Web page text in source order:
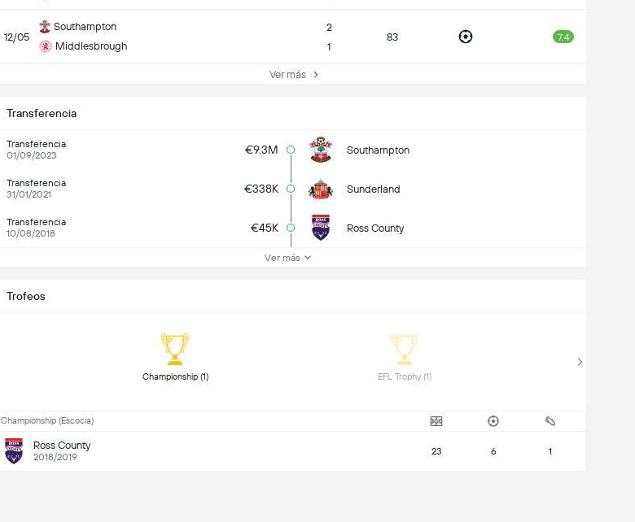
12/05
Southampton
Middlesbrough
2
1
83 7.4
Ver más
Transferencia
Transferencia
01/09/2023
€9.3M Southampton
Transferencia
31/01/2021
€338K Sunderland
Transferencia
10/08/2018
€45K Ross County
Ver más
Trofeos
Championship (1) EFL Trophy (1)
Championship (Escocia)
Ross County
2018/2019 23 6 1